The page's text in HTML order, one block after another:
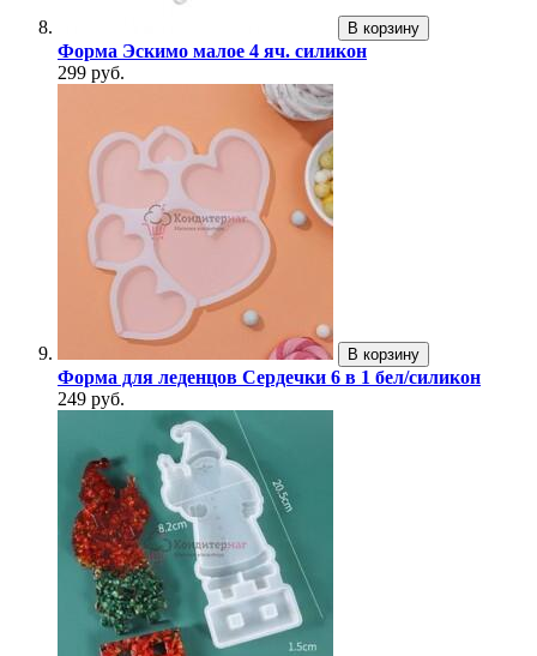
В корзину
Форма Эскимо малое 4 яч. силикон
299 руб.
В корзину
Форма для леденцов Сердечки 6 в 1 бел/силикон
249 руб.